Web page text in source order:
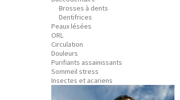
Brosses à dents
Dentifrices
Peaux lésées
ORL
Circulation
Douleurs
Purifiants assainissants
Sommeil stress
Insectes et acariens